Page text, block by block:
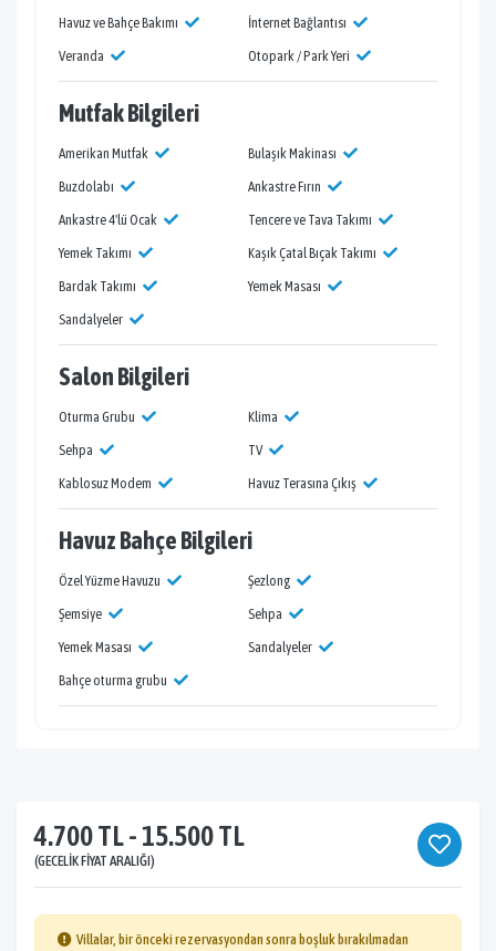
Havuz ve Bahçe Bakımı
İnternet Bağlantısı
Veranda
Otopark / Park Yeri
Mutfak Bilgileri
Amerikan Mutfak
Bulaşık Makinası
Buzdolabı
Ankastre Fırın
Ankastre 4'lü Ocak
Tencere ve Tava Takımı
Yemek Takımı
Kaşık Çatal Bıçak Takımı
Bardak Takımı
Yemek Masası
Sandalyeler
Salon Bilgileri
Oturma Grubu
Klima
Sehpa
TV
Kablosuz Modem
Havuz Terasına Çıkış
Havuz Bahçe Bilgileri
Özel Yüzme Havuzu
Şezlong
Şemsiye
Sehpa
Yemek Masası
Sandalyeler
Bahçe oturma grubu
4.700 TL - 15.500 TL
(GECELIK FIYAT ARALIĞI)
Villalar, bir önceki rezervasyondan sonra boşluk bırakılmadan